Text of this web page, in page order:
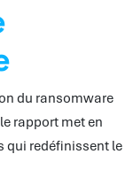
du ransomware
rapport met en
qui redéfinissent le